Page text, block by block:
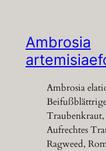
Ambrosia
Ambrosia
Aufrechtes
Ragweed,